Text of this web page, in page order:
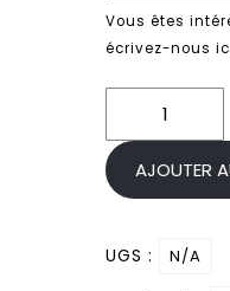
Vous êtes
écrivez-nous ici
quantité
de
Chili
con
AJOUTER
UGS : N/A